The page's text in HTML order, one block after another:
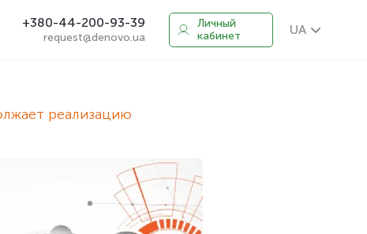
+380-44-200-93-39
request@denovo.ua
Личный
кабинет
UA
реализацию